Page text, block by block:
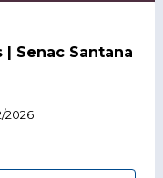
Senac Santana
2026